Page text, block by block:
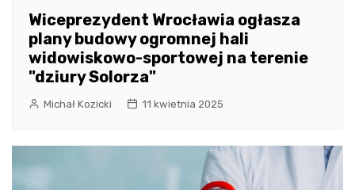
Wiceprezydent Wrocławia ogłasza
plany budowy ogromnej hali
widowiskowo-sportowej na terenie
"dziury Solorza"
Michał Kozicki 11 kwietnia 2025